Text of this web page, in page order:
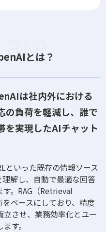
とは？
は社内外における
の負荷を軽減し、誰で
を実現したAIチャット
といった既存の情報ソース
解し、自動で最適な回答
。RAG（Retrieval
ベースにしており、精度
させ、業務効率化とユー
す。